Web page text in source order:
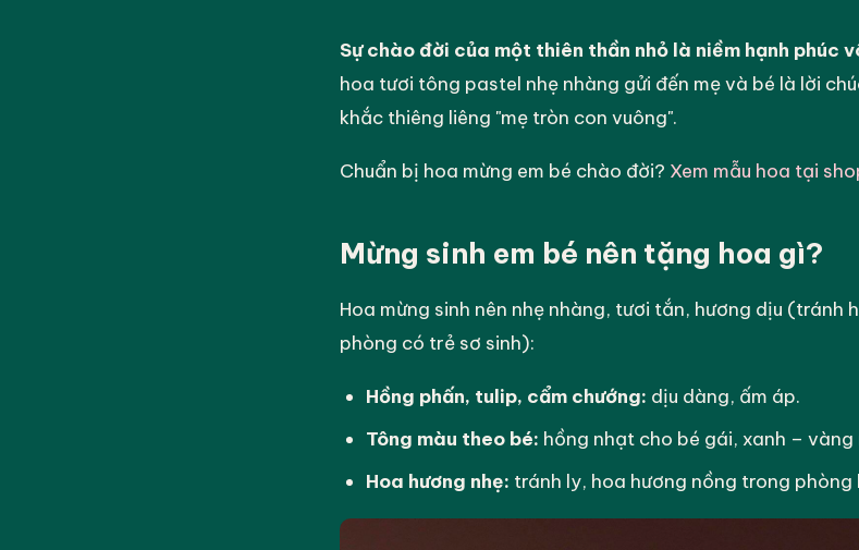
Sự chào đời của một thiên thần nhỏ là niềm hạnh phúc
hoa tươi tông pastel nhẹ nhàng gửi đến mẹ và bé là lời
khắc thiêng liêng "mẹ tròn con vuông".
Chuẩn bị hoa mừng em bé chào đời? Xem mẫu hoa tại
Mừng sinh em bé nên tặng hoa gì?
Hoa mừng sinh nên nhẹ nhàng, tươi tắn, hương dịu (tránh
phòng có trẻ sơ sinh):
Hồng phấn, tulip, cẩm chướng: dịu dàng, ấm áp.
Tông màu theo bé: hồng nhạt cho bé gái, xanh –
Hoa hương nhẹ: tránh ly, hoa hương nồng trong phòng